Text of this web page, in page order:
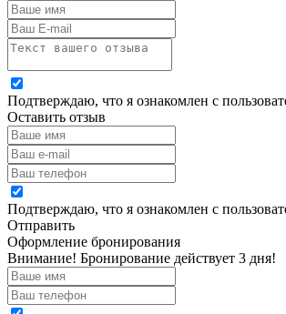
Подтверждаю, что я ознакомлен с
Оставить отзыв
Подтверждаю, что я ознакомлен с
Отправить
Оформление бронирования
Внимание! Бронирование действует 3 дня!